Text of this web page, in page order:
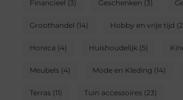
Financieel (3) Geschenken (3)
Groothandel (14) Hobby en vrije tijd
Horeca (4) Huishoudelijk (5)
Meubels (4) Mode en Kleding (14)
Terras (11) Tuin accessoires (23)